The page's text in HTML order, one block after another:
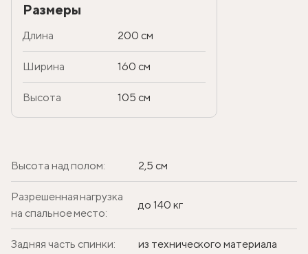
Размеры
Длина 200 см
Ширина 160 см
Высота 105 см
Высота над полом: 2,5 см
Разрешенная нагрузка
на спальное место:
до 140 кг
Задняя часть спинки: из технического материала